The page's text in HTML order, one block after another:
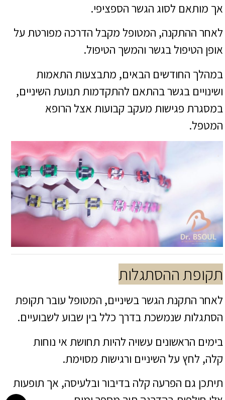
אך מותאם לסוג הגשר הספציפי.
לאחר ההתקנה, המטופל מקבל הדרכה מפורטת על
אופן הטיפול בגשר והמשך הטיפול.
במהלך החודשים הבאים, מתבצעות התאמות
ושינויים בגשר בהתאם להתקדמות תנועת השיניים,
במסגרת פגישות מעקב קבועות אצל הרופא
המטפל.
תקופת ההסתגלות
לאחר התקנת הגשר בשיניים, המטופל עובר תקופת
הסתגלות שנמשכת בדרך כלל בין שבוע לשבועיים.
בימים הראשונים עשויה להיות תחושת אי נוחות
קלה, לחץ על השיניים ורגישות מסוימת.
תיתכן גם הפרעה קלה בדיבור ובלעיסה, אך תופעות